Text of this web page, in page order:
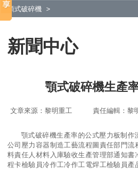
顎式破碎機
新聞中心
顎式破碎機生產
文章來源：黎明重工 責任編輯：
顎式破碎機生產率的公式壓力板制作
公司壓力容器制造工藝流程圖責任部門流
料責任人材料入庫驗收生產管理部通知書
程卡檢驗員冷作工冷作工電焊工檢驗員產